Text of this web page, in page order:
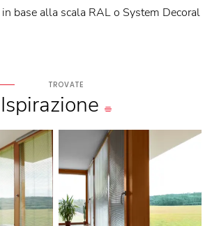
base alla scala RAL o System Decoral
TROVATE
Ispirazione